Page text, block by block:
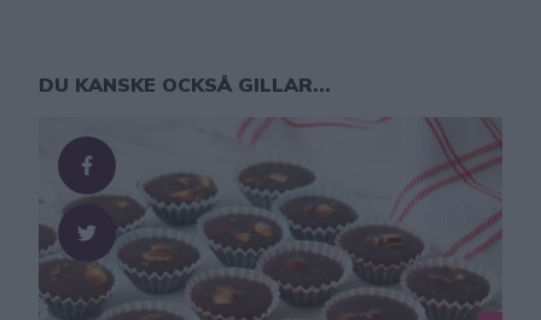
DU KANSKE OCKSÅ GILLAR...